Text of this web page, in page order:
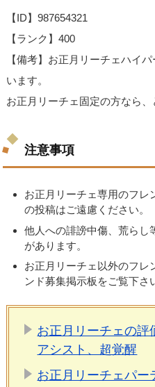
【ID】987654321
【ランク】400
【備考】お正月リーチェハイ
います。
お正月リーチェ固定の方なら、
注意事項
お正月リーチェ専用のフレ
の投稿はご遠慮ください。
他人への誹謗中傷、荒らし
があります。
お正月リーチェ以外のフレ
ンド募集掲示板をご覧下さ
お正月リーチェの評
アシスト、超覚醒
お正月リーチェパー